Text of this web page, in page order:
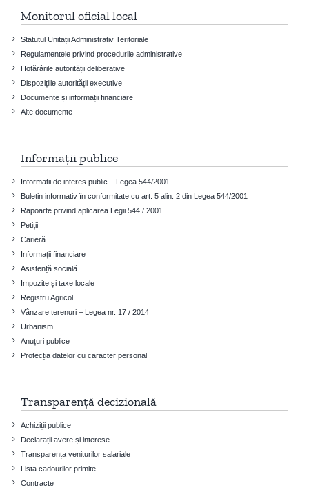
Monitorul oficial local
Statutul Unitații Administrativ Teritoriale
Regulamentele privind procedurile administrative
Hotărârile autorității deliberative
Dispozițiile autorității executive
Documente și informații financiare
Alte documente
Informații publice
Informatii de interes public – Legea 544/2001
Buletin informativ în conformitate cu art. 5 alin. 2 din Legea 544/2001
Rapoarte privind aplicarea Legii 544 / 2001
Petiții
Carieră
Informații financiare
Asistență socială
Impozite și taxe locale
Registru Agricol
Vânzare terenuri – Legea nr. 17 / 2014
Urbanism
Anuțuri publice
Protecția datelor cu caracter personal
Transparență decizională
Achiziții publice
Declarații avere și interese
Transparența veniturilor salariale
Lista cadourilor primite
Contracte